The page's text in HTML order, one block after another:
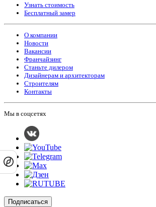
Узнать стоимость
Бесплатный замер
О компании
Новости
Вакансии
Франчайзинг
Станьте дилером
Дизайнерам и архитекторам
Строителям
Контакты
Мы в соцсетях
Подписаться